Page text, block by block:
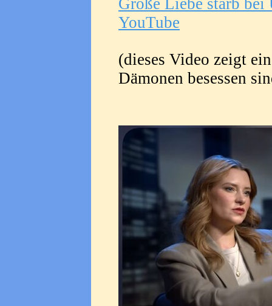
Große Liebe starb
YouTube
(dieses Video zeigt
Dämonen besessen